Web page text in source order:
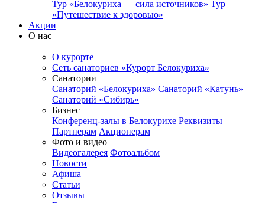
Тур «Белокуриха — сила источников» Тур
«Путешествие к здоровью»
Акции
О нас
О курорте
Сеть санаториев «Курорт Белокуриха»
Санатории
Санаторий «Белокуриха» Санаторий «Катунь»
Санаторий «Сибирь»
Бизнес
Конференц-залы в Белокурихе Реквизиты
Партнерам Акционерам
Фото и видео
Видеогалерея Фотоальбом
Новости
Афиша
Статьи
Отзывы